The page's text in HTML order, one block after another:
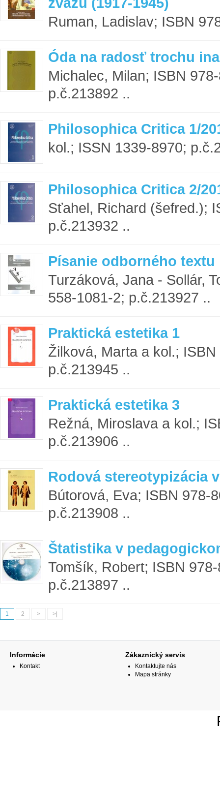
Ruman, Ladislav; ISBN
Óda na radosť trochu
Michalec, Milan; ISBN
p.č.213892 ..
Philosophica Critica 1/
kol.; ISSN 1339-8970;
Philosophica Critica 2/
Sťahel, Richard (šefred.);
p.č.213932 ..
Písanie odborného textu
Turzáková, Jana - Sollár,
558-1081-2; p.č.213927 ..
Praktická estetika 1
Žilková, Marta a kol.;
p.č.213945 ..
Praktická estetika 3
Režná, Miroslava a kol.;
p.č.213906 ..
Rodová stereotypizácia
Bútorová, Eva; ISBN 978-
p.č.213908 ..
Štatistika v
Tomšík, Robert; ISBN
p.č.213897 ..
1 2 > >|
Informácie
Kontakt
Zákaznický servis
Kontaktujte nás
Mapa stránky